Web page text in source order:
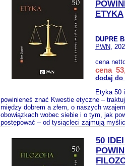
ETYKA
DUPRE
PWN,
cena
cena
dodaj do
Etyka 50
powinieneś znać Kwestie etyczne –
między dobrem a złem, o naszych
obowiązkach wobec siebie i o tym, jak
postępować – od tysiącleci zajmują
50